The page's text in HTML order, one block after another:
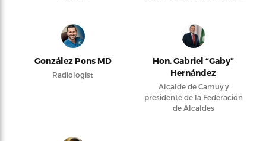
González Pons MD
Radiologist
Hon. Gabriel “Gaby”
Hernández
Alcalde de Camuy y
presidente de la Federación
de Alcaldes